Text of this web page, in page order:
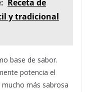
Receta de
y tradicional
base de sabor.
potencia el
más sabrosa